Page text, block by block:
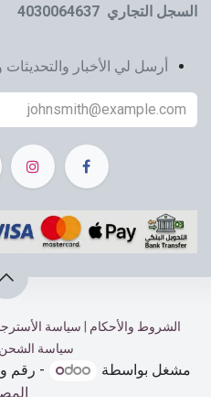
السجل التجاري 4030064637
أرسل لي الأخبار
الشروط والأحكام | سياسة
سياسة الشحن
مشغل بواسطة - رقم